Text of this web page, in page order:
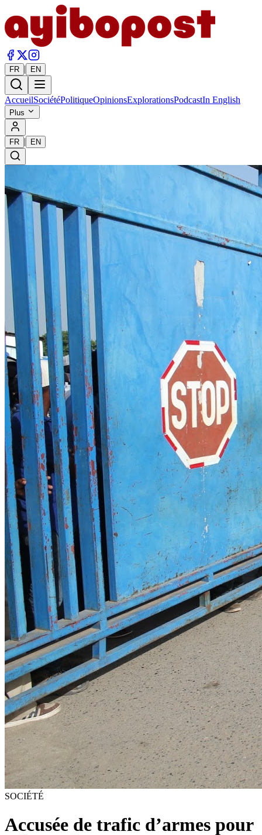
FR | EN
AccueilSociétéPolitiqueOpinionsExplorationsPodcastIn English
Plus
FR | EN
SOCIÉTÉ
Accusée de trafic d’armes pour